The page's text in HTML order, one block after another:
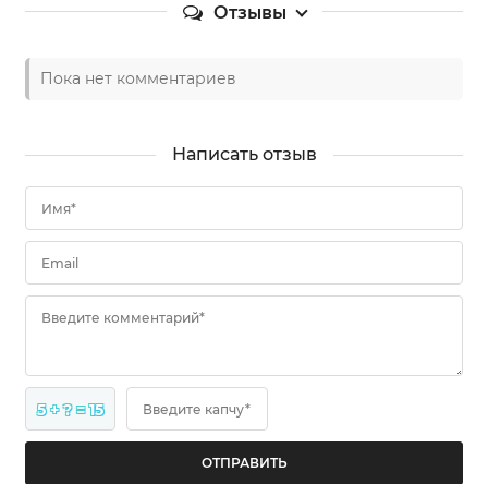
Отзывы
Пока нет комментариев
Написать отзыв
Имя*
Email
Введите комментарий*
5 + ? = 15 Введите капчу*